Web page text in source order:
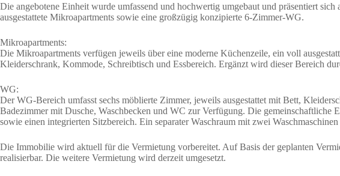
Die angebotene Einheit wurde umfassend und hochwertig umgebaut und präsentiert
ausgestattete Mikroapartments sowie eine großzügig konzipierte 6-Zimmer-WG.
Mikroapartments:
Die Mikroapartments verfügen jeweils über eine moderne Küchenzeile, ein voll
Kleiderschrank, Kommode, Schreibtisch und Essbereich. Ergänzt wird dieser Bereich
WG:
Der WG-Bereich umfasst sechs möblierte Zimmer, jeweils ausgestattet mit Bett,
Badezimmer mit Dusche, Waschbecken und WC zur Verfügung. Die gemeinschaftliche
sowie einen integrierten Sitzbereich. Ein separater Waschraum mit zwei
Die Immobilie wird aktuell für die Vermietung vorbereitet. Auf Basis der geplanten
realisierbar. Die weitere Vermietung wird derzeit umgesetzt.